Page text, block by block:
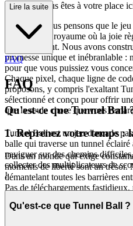
Pourquoi vous êtes à votre place
À la base, nous pensons que le
et simple, un royaume où la joie
s'évanouissent. Nous avons
promesse unique et inébranlable :
pour que vous puissiez vous
Chaque pixel, chaque ligne de
proposons, y compris l'exaltant
sélectionné et conçu pour offrir
que la seule chose que vous
1. Reprenez votre temps :
Dans un monde qui exige
moments de liberté sont un trésor.
démantelant toutes les barrières
Pas de téléchargements
pas de mises à jour
C'est notre promesse : lorsque
vous êtes dans le jeu en
Lire la suite
FAQ
FAQ
Qu'est-ce que Tunnel Ball
Tunnel Ball est un jeu d'arcade
balle qui traverse un tunnel
naviguer sur des chemins
collecter des multiplicateurs de
!
Qu'est-ce que Tunnel Ball ?